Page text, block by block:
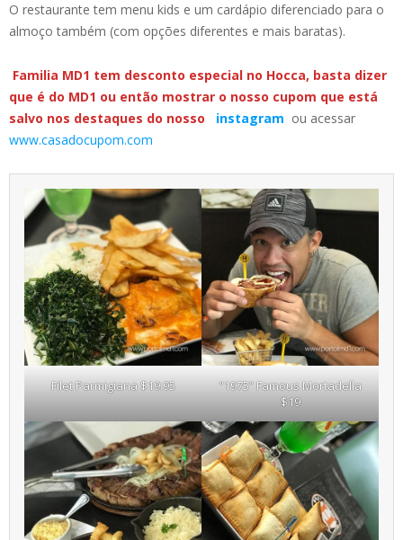
O restaurante tem menu kids e um cardápio diferenciado para o
almoço também (com opções diferentes e mais baratas).
Familia MD1 tem desconto especial no Hocca, basta dizer
que é do MD1 ou então mostrar o nosso cupom que está
salvo nos destaques do nosso
instagram ou acessar
www.casadocupom.com
Filet Parmigiana $19.95
“1975” Famous Mortadella
$19